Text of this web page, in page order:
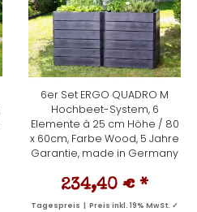
6er Set ERGO QUADRO M
Hochbeet-System, 6
Elemente à 25 cm Höhe / 80
x 60cm, Farbe Wood, 5 Jahre
Garantie, made in Germany
234,40 € *
Tagespreis | Preis inkl. 19% MwSt. ✓